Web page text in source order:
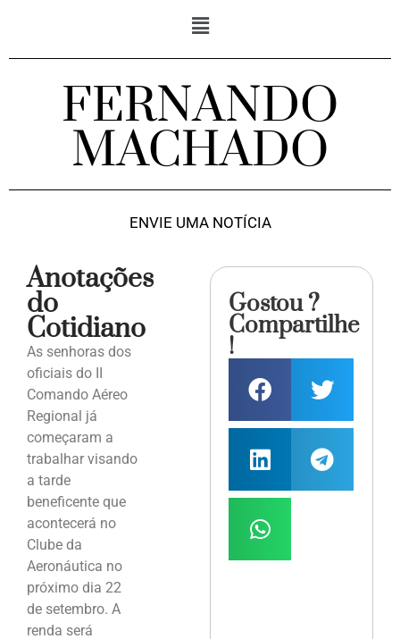
FERNANDO
MACHADO
ENVIE UMA NOTÍCIA
Anotações
do
Cotidiano
As senhoras dos
oficiais do II
Comando Aéreo
Regional já
começaram a
trabalhar visando
a tarde
beneficente que
acontecerá no
Clube da
Aeronáutica no
próximo dia 22
de setembro. A
renda será
Gostou ?
Compartilhe
!